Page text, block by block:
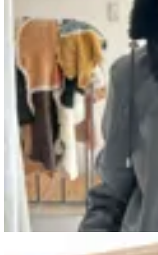
Marina Nature
Campera Emma